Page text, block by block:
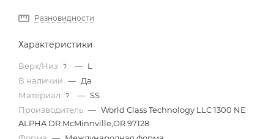
Разновидности
Характеристики
Верх/Низ ? — L
В наличии — Да
Материал
? — SS
Производитель — World Class Technology LLC 1300 NE
ALPHA DR.McMinnville,OR 97128